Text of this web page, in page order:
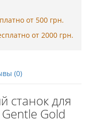
от 500 грн.
от 2000 грн.
(0)
станок для
Gold